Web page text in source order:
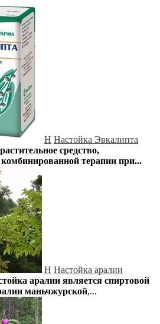
Н Настойка Эвкалипта
средство,
терапии при...
Н Настойка аралии
аралии является спиртовой
маньчжурской,...